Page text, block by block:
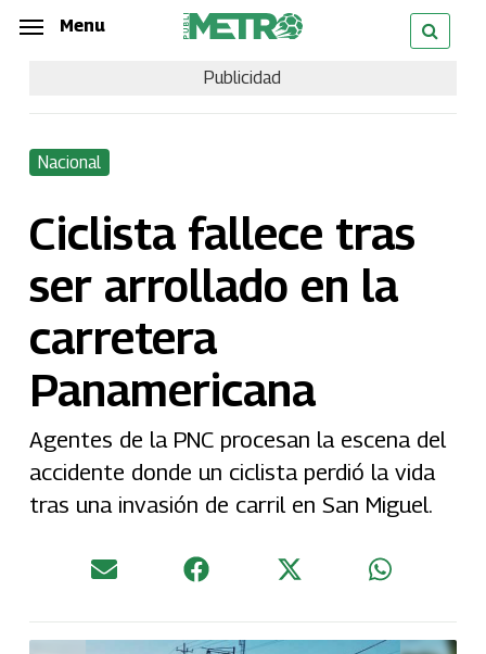
Skip
content
Menu
Publicidad
Nacional
Ciclista fallece tras
ser arrollado en la
carretera
Panamericana
Agentes de la PNC procesan la escena del
accidente donde un ciclista perdió la vida
tras una invasión de carril en San Miguel.
Menu